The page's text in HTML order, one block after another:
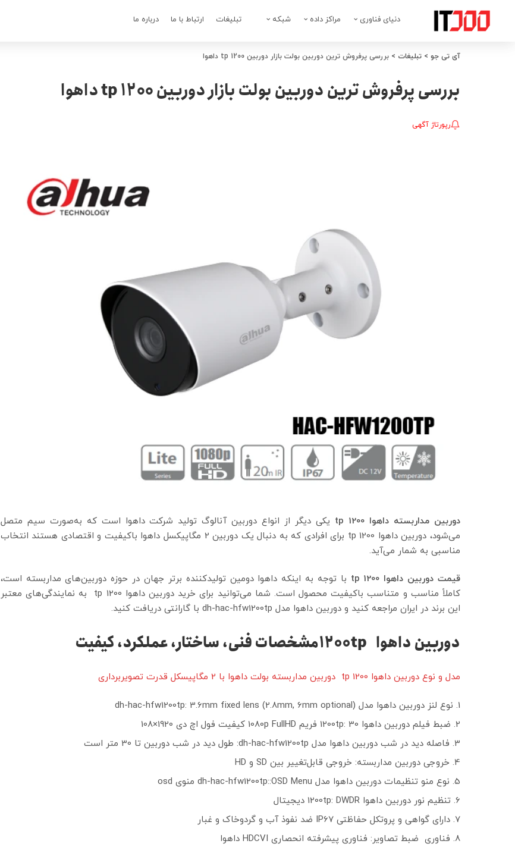
دنیای فناوری مراکز داده شبکه تبلیغات ارتباط با ما درباره ما
آی تی جو > تبلیغات > بررسی پرفروش ترین دوربین بولت بازار دوربین 1200 tp داهوا
بررسی پرفروش ترین دوربین بولت بازار دوربین 1200 tp داهوا
رپورتاژ آگهی
دوربین مداربسته داهوا 1200 tp
یکی دیگر از انواع دوربین آنالوگ تولید شرکت داهوا است که به‌صورت سیم متصل
می‌شود، دوربین داهوا 1200 tp برای افرادی که به دنبال یک دوربین 2 مگاپیکسل داهوا باکیفیت و اقتصادی هستند انتخاب
مناسبی به شمار می‌آید.
قیمت دوربین داهوا 1200 tp
با توجه به اینکه داهوا دومین تولیدکننده برتر جهان در حوزه دوربین‌های مداربسته است،
کاملاً مناسب و متناسب باکیفیت محصول است. شما می‌توانید برای خرید دوربین داهوا 1200 tp به نمایندگی‌های معتبر
این برند در ایران مراجعه کنید و دوربین داهوا مدل dh-hac-hfw1200tp با گارانتی دریافت کنید.
دوربین داهوا مشخصات فنی، ساختار، عملکرد، کیفیت
مدل و نوع دوربین داهوا 1200 tp دوربین مداربسته بولت داهوا با 2 مگاپیسکل قدرت تصویربرداری
نوع لنز دوربین داهوا مدل dh-hac-hfw1200tp: 3.6mm fixed lens (2.8mm, 6mm optional)
ضبط فیلم دوربین داهوا 1200tp: 30 فریم 1080p FullHD کیفیت فول اچ دی 1920×108
فاصله دید در شب دوربین داهوا مدل dh-hac-hfw1200tp: طول دید در شب دوربین تا 30 متر است
خروجی دوربین مداربسته: خروجی قابل‌تغییر بین SD و HD
نوع منو تنظیمات دوربین داهوا مدل dh-hac-hfw1200tp::OSD Menu منوی osd
تنظیم نور دوربین داهوا 1200tp: DWDR دیجیتال
دارای گواهی و پروتکل حفاظتی IP67 ضد نفوذ آب و گردوخاک و غبار
فناوری ضبط تصاویر: فناوری پیشرفته انحصاری HDCVI داهوا